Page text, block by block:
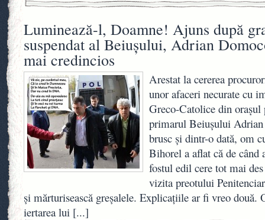
Luminează-l, Doamne! Ajuns după
suspendat al Beiuşului, Adrian
mai credincios
Arestat la cererea
unor afaceri necurate cu
Greco-Catolice din oraşul
primarul Beiușului
brusc și dintr-o dată, om
Bihorel a aflat că de când
fostul edil cere tot mai
vizita preotului
şi mărturisească greşalele. Explicațiile ar fi vreo două.
iertarea lui [...]